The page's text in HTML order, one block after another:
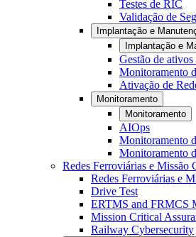
Testes de RIC
Validação de
Implantação e
Implantação e
Gestão de ativos
Monitoramento
Ativação de
Monitoramento
Monitoramento
AIOps
Monitoramento
Monitoramento
Redes Ferroviárias e Missão
Redes Ferroviárias e
Drive Test
ERTMS and FRMCS
Mission Critical
Railway Cybersecurity